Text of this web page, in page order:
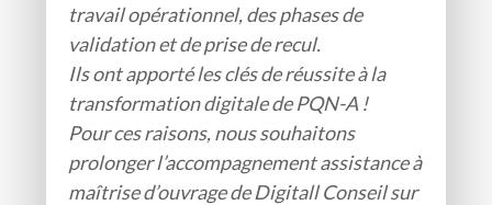
travail opérationnel, des phases de
validation et de prise de recul.
Ils ont apporté les clés de réussite à la
transformation digitale de PQN-A !
Pour ces raisons, nous souhaitons
prolonger l’accompagnement assistance à
maîtrise d’ouvrage de Digitall Conseil sur